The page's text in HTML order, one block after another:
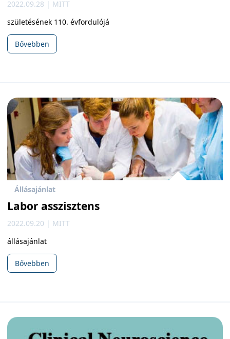
2022.09.28 | MITT
születésének 110. évfordulójá
Bővebben
Állásajánlat
Labor asszisztens
2022.09.20 | MITT
állásajánlat
Bővebben